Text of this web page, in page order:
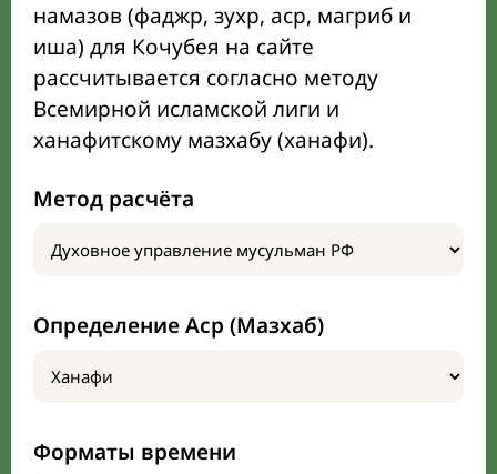
намазов (фаджр, зухр, аср, магриб и
иша) для Кочубея на сайте
рассчитывается согласно методу
Всемирной исламской лиги и
ханафитскому мазхабу (ханафи).
Метод расчёта
Определение Аср (Мазхаб)
Форматы времени